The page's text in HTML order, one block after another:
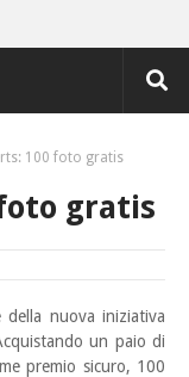
100 foto gratis
gratis
nuova iniziativa
un paio di
premio sicuro, 100